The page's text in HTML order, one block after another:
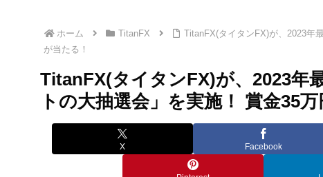
ホーム TitanFX
TitanFX(タイタンFX)が、2023年
が当たる！
TitanFX(タイタンFX)が、2023年
トの大抽選会」を実施！ 賞金35万
X Facebook